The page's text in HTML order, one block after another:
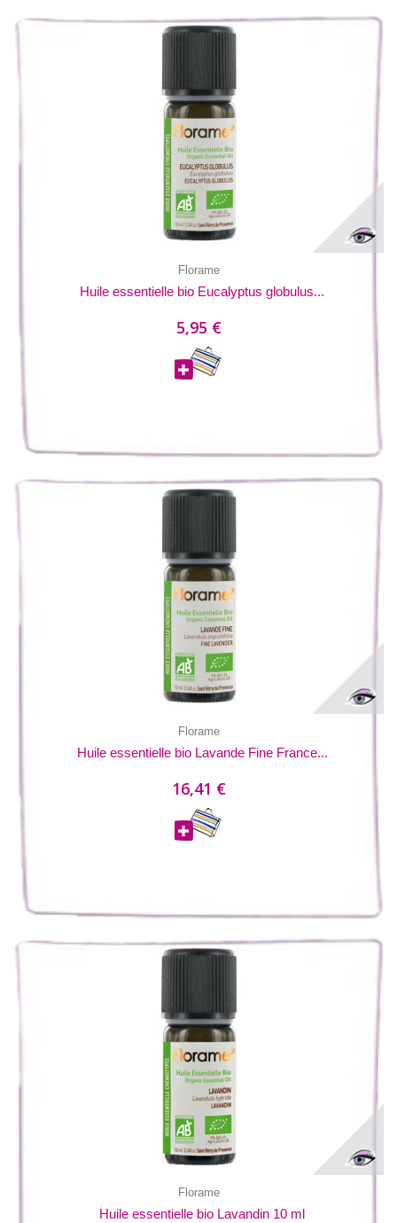
Florame
Huile essentielle bio Eucalyptus globulus...
5,95 €
Florame
Huile essentielle bio Lavande Fine France...
16,41 €
Florame
Huile essentielle bio Lavandin 10 ml